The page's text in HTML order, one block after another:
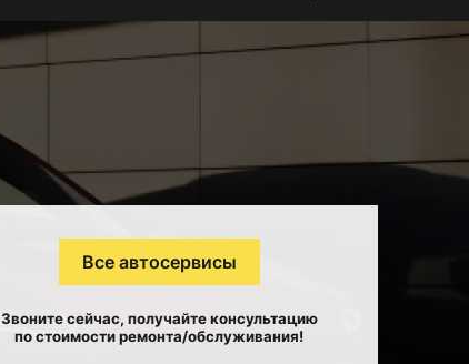
Все автосервисы
Звоните сейчас, получайте консультацию
по стоимости ремонта/обслуживания!